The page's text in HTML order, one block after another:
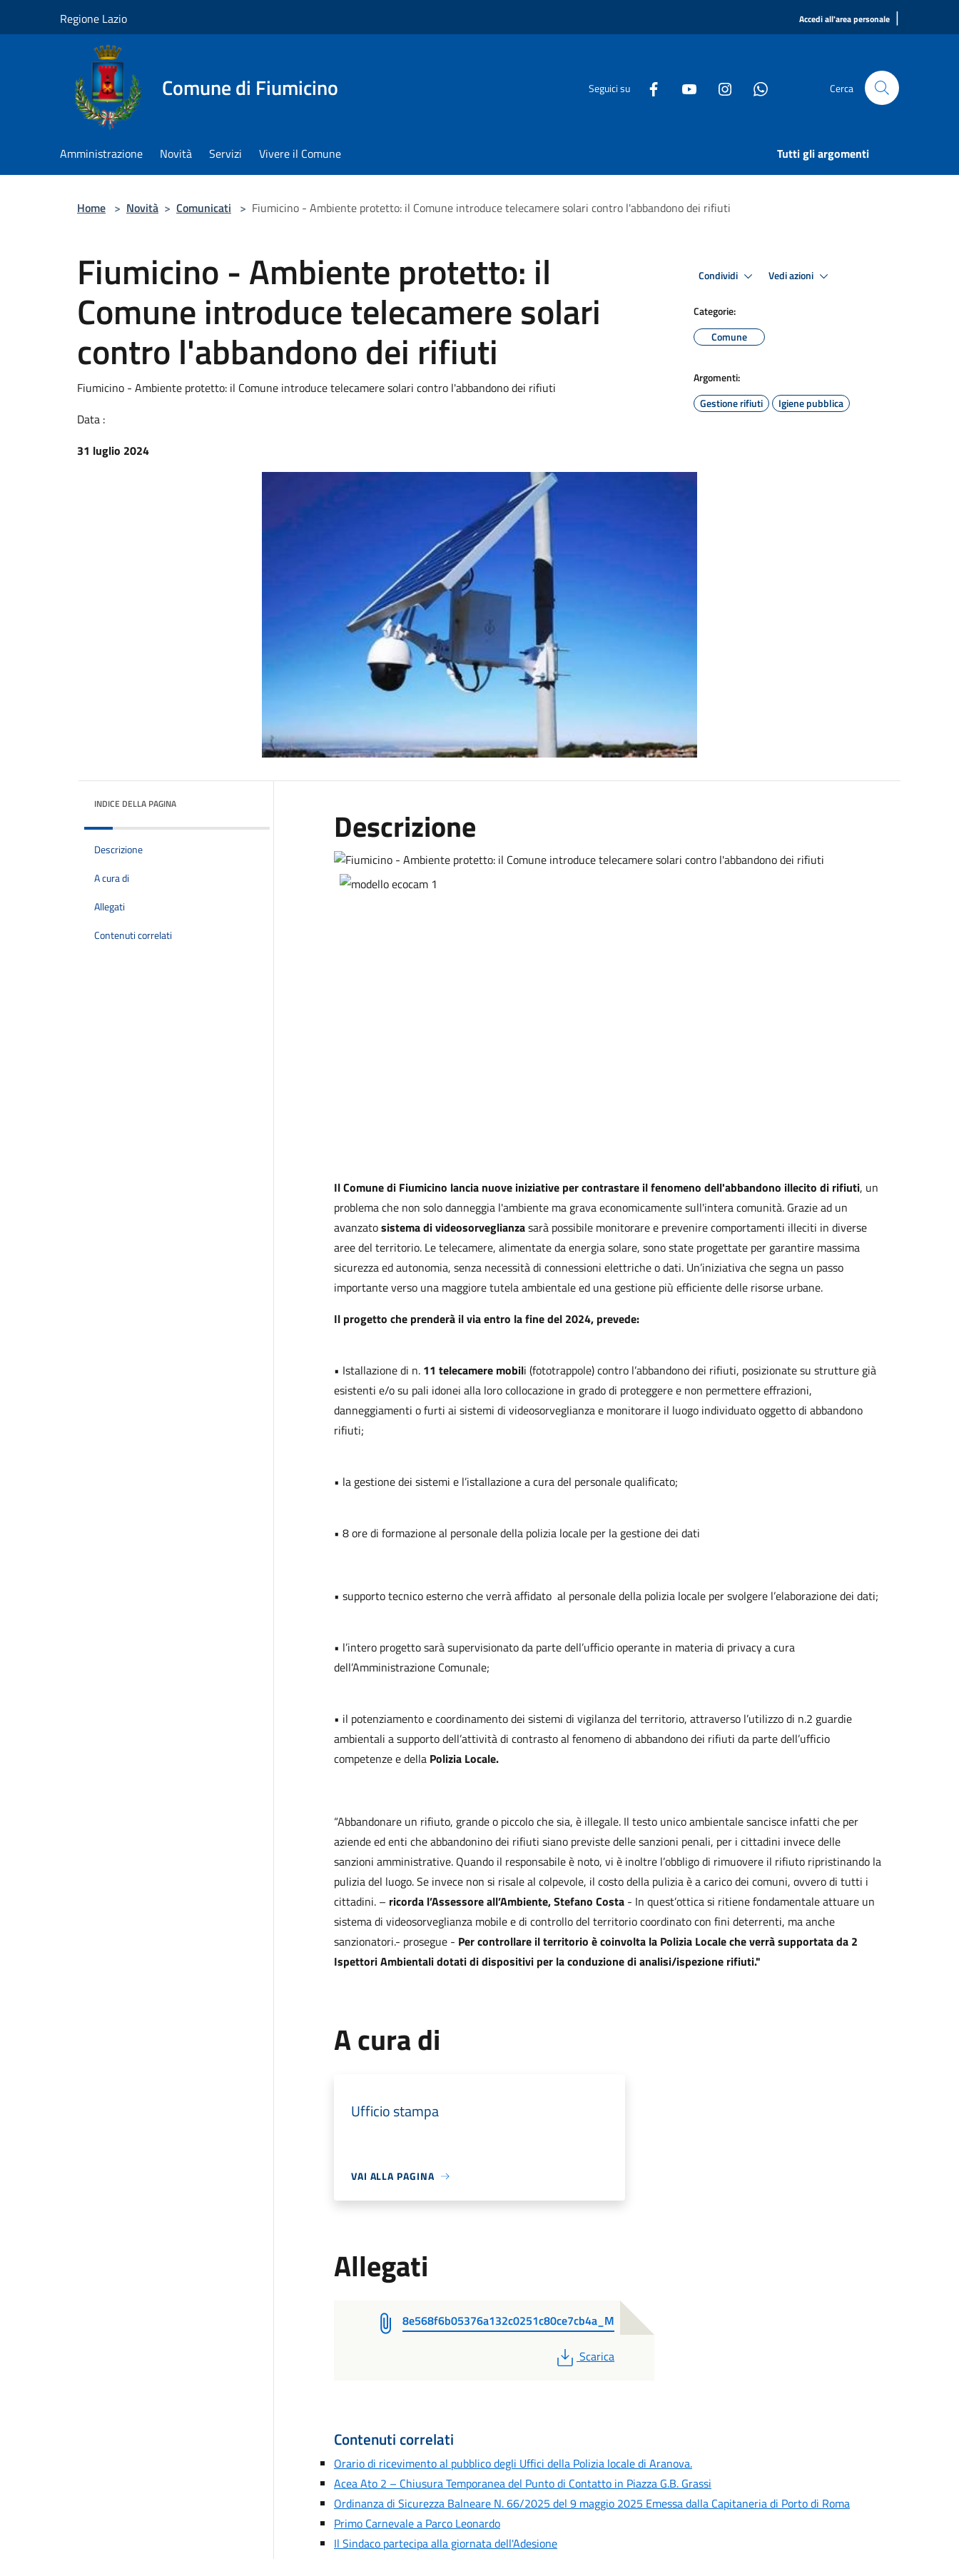
Regione Lazio Accedi all'area personale |
Comune di Fiumicino Seguici su Cerca
Amministrazione Novità Servizi Vivere il Comune Tutti gli argomenti
Home > Novità > Comunicati > Fiumicino - Ambiente protetto: il Comune introduce telecamere solari contro l'abbandono dei rifiuti
Fiumicino - Ambiente protetto: il
Comune introduce telecamere solari
contro l'abbandono dei rifiuti
Fiumicino - Ambiente protetto: il Comune introduce telecamere solari contro l'abbandono dei rifiuti
Data :
31 luglio 2024
Condividi Vedi azioni
Categorie:
Comune
Argomenti:
Gestione rifiuti
Igiene pubblica
INDICE DELLA PAGINA
Descrizione
A cura di
Allegati
Contenuti correlati
Descrizione
Il Comune di Fiumicino lancia nuove iniziative per contrastare il fenomeno dell'abbandono illecito di rifiuti, un
problema che non solo danneggia l'ambiente ma grava economicamente sull'intera comunità. Grazie ad un
avanzatosistema di videosorveglianzasarà possibile monitorare e prevenire comportamenti illeciti in diverse
aree del territorio. Le telecamere, alimentate da energia solare, sono state progettate per garantire massima
sicurezza ed autonomia, senza necessità di connessioni elettriche o dati. Un’iniziativa che segna un passo
importante verso una maggiore tutela ambientale ed una gestione più efficiente delle risorse urbane.
Il progetto che prenderà il via entro la fine del 2024, prevede:
• Istallazione di n. 11 telecamere mobili (fototrappole) contro l’abbandono dei rifiuti, posizionate su strutture già
esistenti e/o su pali idonei alla loro collocazione in grado di proteggere e non permettere effrazioni,
danneggiamenti o furti ai sistemi di videosorveglianza e monitorare il luogo individuato oggetto di abbandono
rifiuti;
• la gestione dei sistemi e l’istallazione a cura del personale qualificato;
• 8 ore di formazione al personale della polizia locale per la gestione dei dati
• supporto tecnico esterno che verrà affidato al personale della polizia locale per svolgere l’elaborazione dei dati;
• l’intero progetto sarà supervisionato da parte dell’ufficio operante in materia di privacy a cura
dell’Amministrazione Comunale;
• il potenziamento e coordinamento dei sistemi di vigilanza del territorio, attraverso l’utilizzo di n.2 guardie
ambientali a supporto dell’attività di contrasto al fenomeno di abbandono dei rifiuti da parte dell’ufficio
competenze e della Polizia Locale.
“Abbandonare un rifiuto, grande o piccolo che sia, è illegale. Il testo unico ambientale sancisce infatti che per
aziende ed enti che abbandonino dei rifiuti siano previste delle sanzioni penali, per i cittadini invece delle
sanzioni amministrative. Quando il responsabile è noto, vi è inoltre l’obbligo di rimuovere il rifiuto ripristinando la
pulizia del luogo. Se invece non si risale al colpevole, il costo della pulizia è a carico dei comuni, ovvero di tutti i
cittadini. – ricorda l’Assessore all’Ambiente, Stefano Costa- In quest’ottica si ritiene fondamentale attuare un
sistema di videosorveglianza mobile e di controllo del territorio coordinato con fini deterrenti, ma anche
sanzionatori.- prosegue - Per controllare il territorio è coinvolta la Polizia Locale che verrà supportata da 2
Ispettori Ambientali dotati di dispositivi per la conduzione di analisi/ispezione rifiuti."
A cura di
Ufficio stampa
VAI ALLA PAGINA
Allegati
8e568f6b05376a132c0251c80ce7cb4a_M
PDF
Scarica
Contenuti correlati
Orario di ricevimento al pubblico degli Uffici della Polizia locale di Aranova.
Acea Ato 2 – Chiusura Temporanea del Punto di Contatto in Piazza G.B. Grassi
Ordinanza di Sicurezza Balneare N. 66/2025 del 9 maggio 2025 Emessa dalla Capitaneria di Porto di Roma
Primo Carnevale a Parco Leonardo
Il Sindaco partecipa alla giornata dell'Adesione